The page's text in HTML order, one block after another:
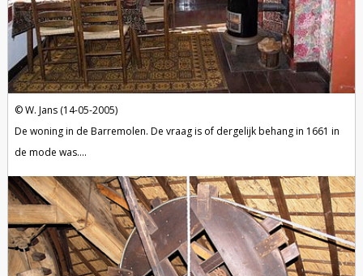
W. Jans (14-05-2005)
De woning in de Barremolen. De vraag is of dergelijk behang in 1661 in
de mode was....